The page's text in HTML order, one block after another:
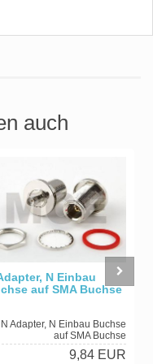
auch
N Einbau
auf SMA Buchse
N Adapter, N Einbau Buchse
auf SMA Buchse
9,84 EUR